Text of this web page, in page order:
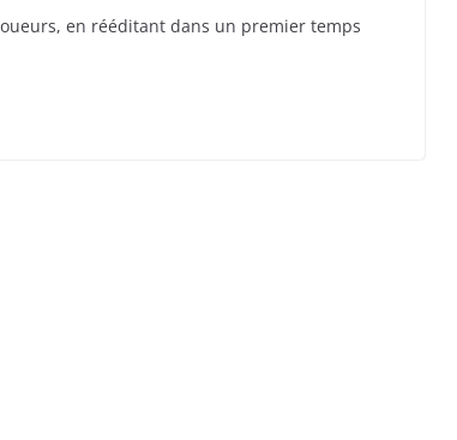
en rééditant dans un premier temps